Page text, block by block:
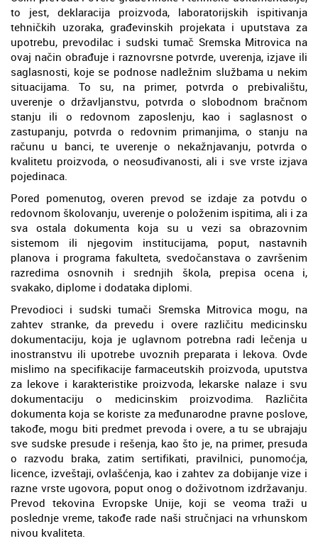
to jest, deklaracija proizvoda, laboratorijskih ispitivanja
tehničkih uzoraka, građevinskih projekata i uputstava za
upotrebu, prevodilac i sudski tumač Sremska Mitrovica na
ovaj način obrađuje i raznovrsne potvrde, uverenja, izjave ili
saglasnosti, koje se podnose nadležnim službama u nekim
situacijama. To su, na primer, potvrda o prebivalištu,
uverenje o državljanstvu, potvrda o slobodnom bračnom
stanju ili o redovnom zaposlenju, kao i saglasnost o
zastupanju, potvrda o redovnim primanjima, o stanju na
računu u banci, te uverenje o nekažnjavanju, potvrda o
kvalitetu proizvoda, o neosuđivanosti, ali i sve vrste izjava
pojedinaca.
Pored pomenutog, overen prevod se izdaje za potvdu o
redovnom školovanju, uverenje o položenim ispitima, ali i za
sva ostala dokumenta koja su u vezi sa obrazovnim
sistemom ili njegovim institucijama, poput, nastavnih
planova i programa fakulteta, svedočanstava o završenim
razredima osnovnih i srednjih škola, prepisa ocena i,
svakako, diplome i dodataka diplomi.
Prevodioci i sudski tumači Sremska Mitrovica mogu, na
zahtev stranke, da prevedu i overe različitu medicinsku
dokumentaciju, koja je uglavnom potrebna radi lečenja u
inostranstvu ili upotrebe uvoznih preparata i lekova. Ovde
mislimo na specifikacije farmaceutskih proizvoda, uputstva
za lekove i karakteristike proizvoda, lekarske nalaze i svu
dokumentaciju o medicinskim proizvodima. Različita
dokumenta koja se koriste za međunarodne pravne poslove,
takođe, mogu biti predmet prevoda i overe, a tu se ubrajaju
sve sudske presude i rešenja, kao što je, na primer, presuda
o razvodu braka, zatim sertifikati, pravilnici, punomoćja,
licence, izveštaji, ovlašćenja, kao i zahtev za dobijanje vize i
razne vrste ugovora, poput onog o doživotnom izdržavanju.
Prevod tekovina Evropske Unije, koji se veoma traži u
poslednje vreme, takođe rade naši stručnjaci na vrhunskom
nivou kvaliteta.